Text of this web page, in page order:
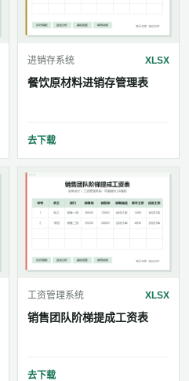
进销存系统 XLSX
餐饮原材料进销存管理表
去下载
工资管理系统 XLSX
销售团队阶梯提成工资表
去下载